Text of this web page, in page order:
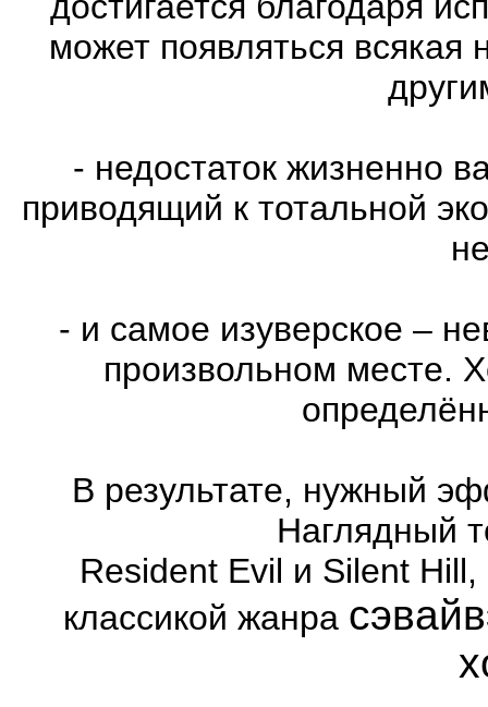
может появляться всякая
- недостаток жизненно
приводящий к тотальной
- и самое изуверское –
произвольном месте.
В результате, нужный
Наглядный
Resident Evil и Silent
классикой жанра